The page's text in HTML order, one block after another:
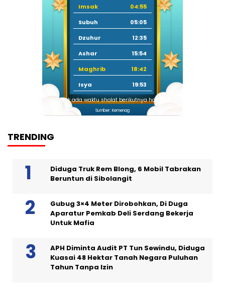
Imsak
04:55
Subuh
05:05
Dzuhur
12:35
Ashar
15:54
Maghrib
18:42
Isya
19:53
Tidak ada waktu sholat berikutnya hari ini.
Sumber: Kemenag
TRENDING
Diduga Truk Rem Blong, 6 Mobil Tabrakan
Beruntun di Sibolangit
Gubug 3×4 Meter Dirobohkan, Di Duga
Aparatur Pemkab Deli Serdang Bekerja
Untuk Mafia
APH Diminta Audit PT Tun Sewindu, Diduga
Kuasai 48 Hektar Tanah Negara Puluhan
Tahun Tanpa Izin